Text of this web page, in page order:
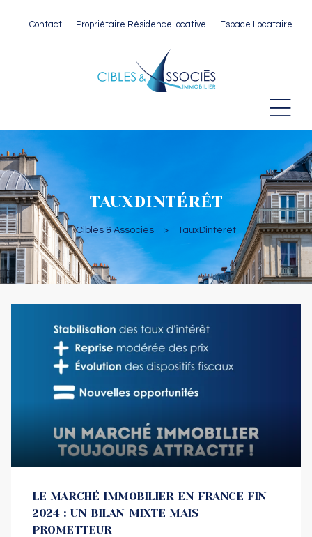
Contact Propriétaire Résidence locative Espace Locataire
TAUXDINTÉRÊT
Cibles & Associés > TauxDintérêt
LE MARCHÉ IMMOBILIER EN FRANCE FIN
2024 : UN BILAN MIXTE MAIS
PROMETTEUR